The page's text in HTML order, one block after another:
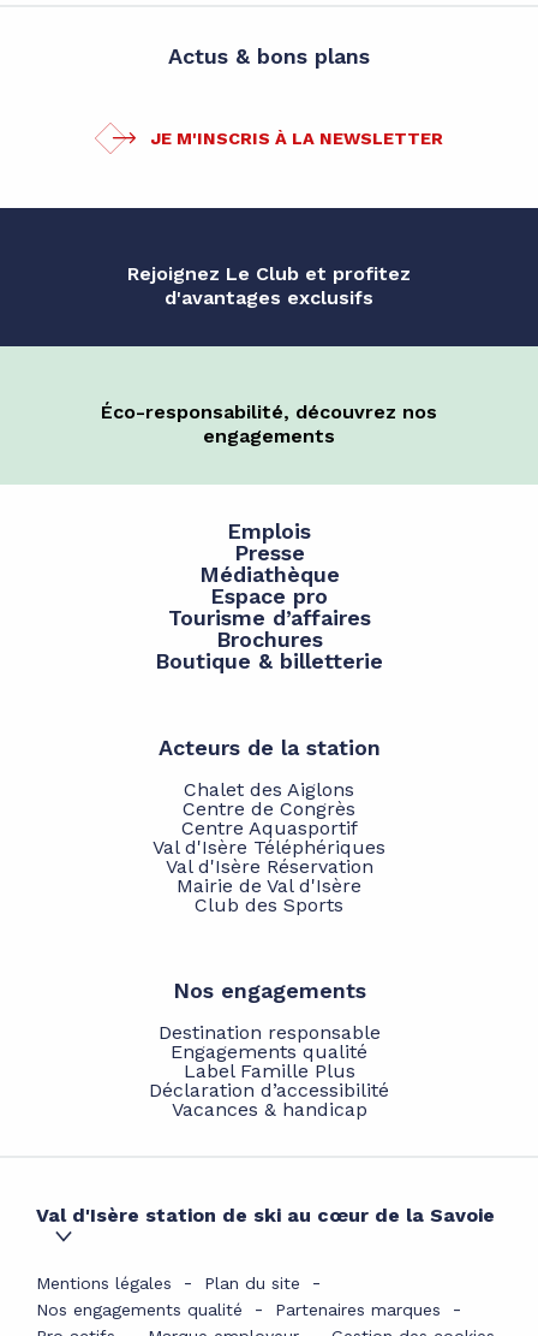
Actus & bons plans
JE M'INSCRIS À LA NEWSLETTER
Rejoignez Le Club et profitez
d'avantages exclusifs
Éco-responsabilité, découvrez nos
engagements
Emplois
Presse
Médiathèque
Espace pro
Tourisme d’affaires
Brochures
Boutique & billetterie
Acteurs de la station
Chalet des Aiglons
Centre de Congrès
Centre Aquasportif
Val d'Isère Téléphériques
Val d'Isère Réservation
Mairie de Val d'Isère
Club des Sports
Nos engagements
Destination responsable
Engagements qualité
Label Famille Plus
Déclaration d’accessibilité
Vacances & handicap
Val d'Isère station de ski au cœur de la Savoie
Mentions légales
Plan du site
Nos engagements qualité
Partenaires marques